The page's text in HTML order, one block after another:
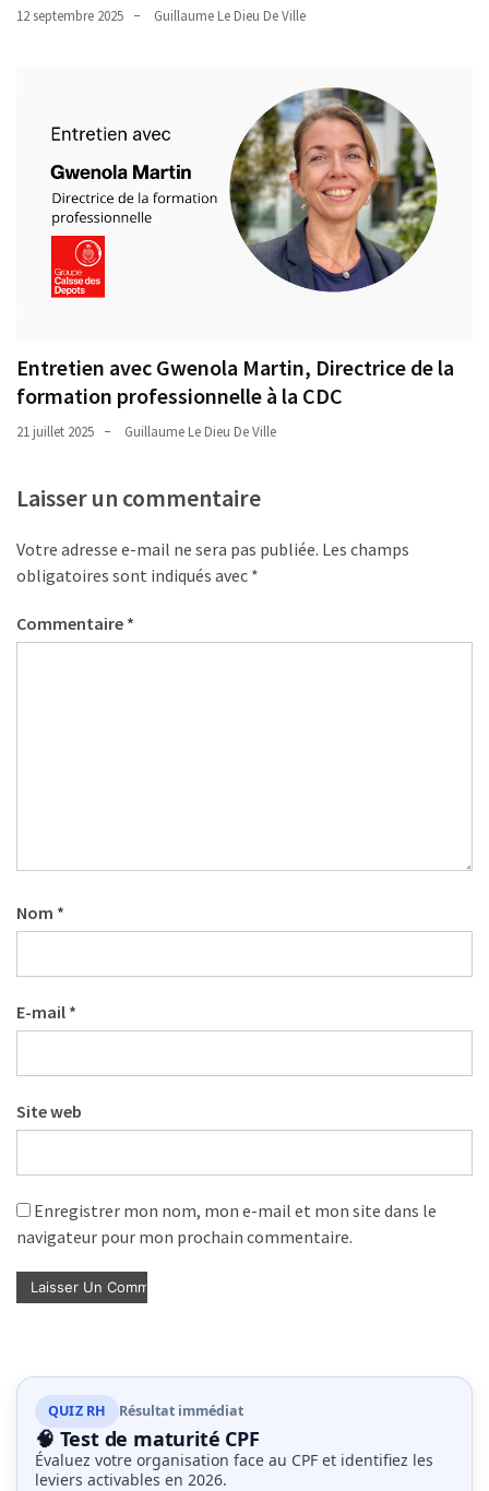
12 septembre 2025 Guillaume Le Dieu De Ville
Entretien avec Gwenola Martin, Directrice de la
formation professionnelle à la CDC
21 juillet 2025 Guillaume Le Dieu De Ville
Laisser un commentaire
Votre adresse e-mail ne sera pas publiée. Les champs
obligatoires sont indiqués avec *
Commentaire *
Nom *
E-mail *
Site web
Enregistrer mon nom, mon e-mail et mon site dans le
navigateur pour mon prochain commentaire.
QUIZ RH Résultat immédiat
🧠 Test de maturité CPF
Évaluez votre organisation face au CPF et identifiez les
leviers activables en 2026.